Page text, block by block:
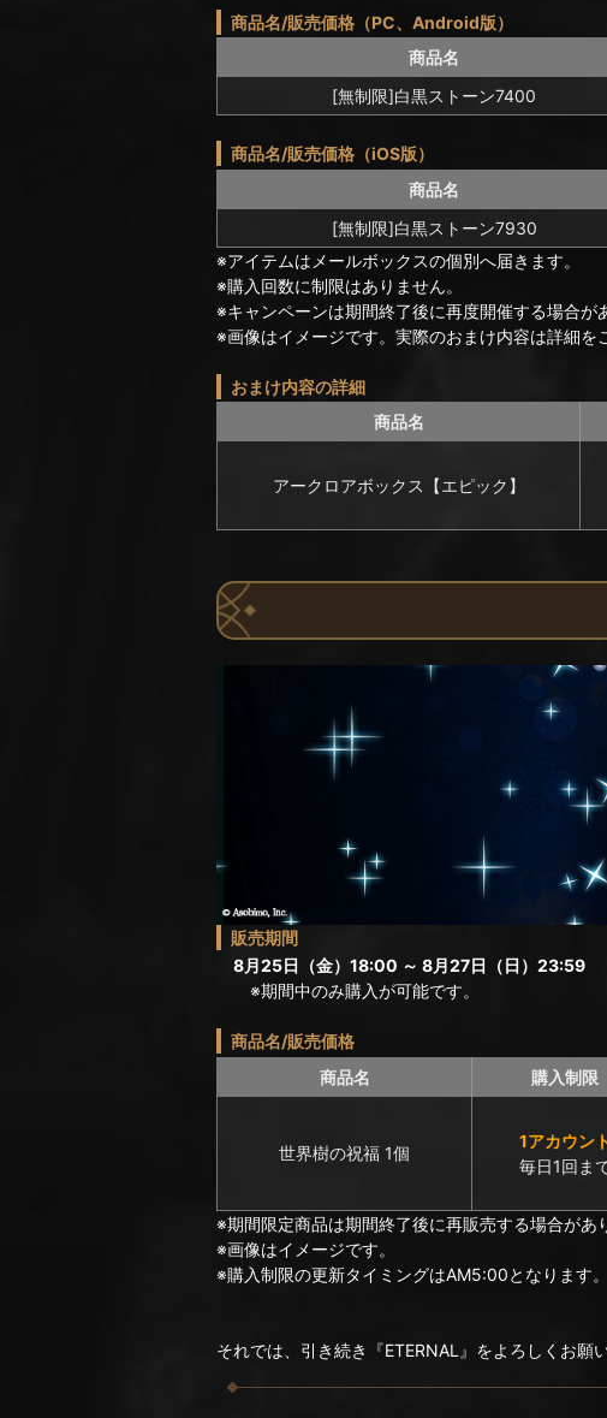
商品名/販売価格（PC、Android版）
商品名
[無制限]白黒ストーン7400
商品名/販売価格（iOS版）
商品名
[無制限]白黒ストーン7930
※アイテムはメールボックスの個別へ届きます。
※購入回数に制限はありません。
※キャンペーンは期間終了後に再度開催する場合が
※画像はイメージです。実際のおまけ内容は詳細を
おまけ内容の詳細
商品名
アークロアボックス【エピック】
販売期間
8月25日（金）18:00 ～ 8月27日（日）23:59
※期間中のみ購入が可能です。
商品名/販売価格
商品名
購入制限
世界樹の祝福 1個
1アカウン
毎日1回ま
※期間限定商品は期間終了後に再販売する場合があ
※画像はイメージです。
※購入制限の更新タイミングはAM5:00となります。
それでは、引き続き『ETERNAL』をよろしくお願